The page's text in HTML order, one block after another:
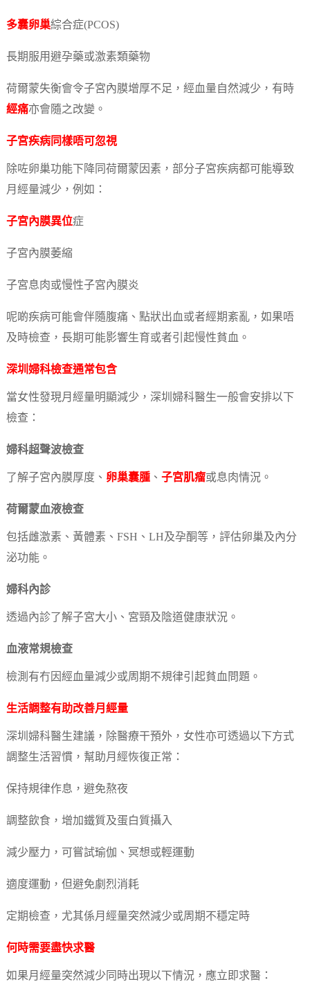
多囊卵巢綜合症(PCOS)
長期服用避孕藥或激素類藥物
荷爾蒙失衡會令子宮內膜增厚不足，經血量自然減少，有時
經痛亦會隨之改變。
子宮疾病同樣唔可忽視
除咗卵巢功能下降同荷爾蒙因素，部分子宮疾病都可能導致
月經量減少，例如：
子宮內膜異位症
子宮內膜萎縮
子宮息肉或慢性子宮內膜炎
呢啲疾病可能會伴隨腹痛、點狀出血或者經期紊亂，如果唔
及時檢查，長期可能影響生育或者引起慢性貧血。
深圳婦科檢查通常包含
當女性發現月經量明顯減少，深圳婦科醫生一般會安排以下
檢查：
婦科超聲波檢查
了解子宮內膜厚度、 卵巢囊腫、 子宮肌瘤或息肉情況。
荷爾蒙血液檢查
包括雌激素、黃體素、FSH、LH及孕酮等，評估卵巢及內分
泌功能。
婦科內診
透過內診了解子宮大小、宮頸及陰道健康狀況。
血液常規檢查
檢測有冇因經血量減少或周期不規律引起貧血問題。
生活調整有助改善月經量
深圳婦科醫生建議，除醫療干預外，女性亦可透過以下方式
調整生活習慣，幫助月經恢復正常：
保持規律作息，避免熬夜
調整飲食，增加鐵質及蛋白質攝入
減少壓力，可嘗試瑜伽、冥想或輕運動
適度運動，但避免劇烈消耗
定期檢查，尤其係月經量突然減少或周期不穩定時
何時需要盡快求醫
如果月經量突然減少同時出現以下情況，應立即求醫：